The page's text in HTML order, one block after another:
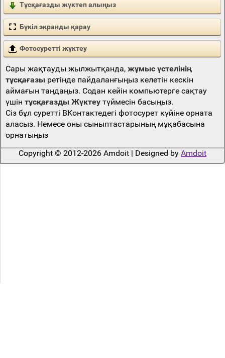
Тұсқағазды жүктеп алыңыз
Бүкіл экранды қарау
Фотосуретті жүктеу
Сары жақтауды жылжытқанда, жұмыс үстелінің
тұсқағазыретінде пайдаланғыңыз келетін кескін
аймағын таңдаңыз. Содан кейін компьютерге сақтау
үшін тұсқағазды Жүктеутүймесін басыңыз.
Сіз бұл суретті ВКонтактедегі фотосурет күйіне орната
аласыз. Немесе оны сыныптастарының мұқабасына
орнатыңыз
Copyright © 2012-2026 Amdoit | Designed by Amdoit